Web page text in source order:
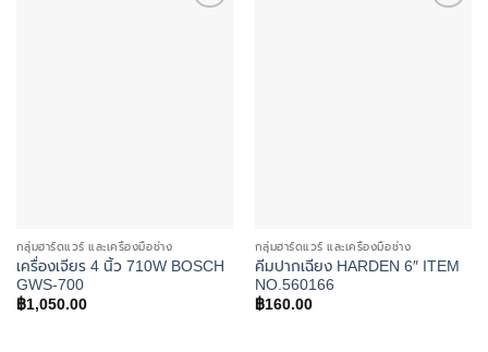
กลุ่มฮาร์ดแวร์ และเครื่องมือช่าง
เครื่องเจียร 4 นิ้ว 710W BOSCH
GWS-700
฿1,050.00
กลุ่มฮาร์ดแวร์ และเครื่องมือช่าง
คีมปากเฉียง HARDEN 6″ ITEM
NO.560166
฿160.00